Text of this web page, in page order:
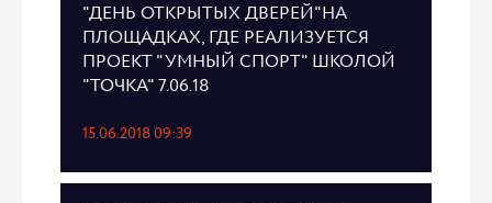
"ДЕНЬ ОТКРЫТЫХ ДВЕРЕЙ"НА
ПЛОЩАДКАХ, ГДЕ РЕАЛИЗУЕТСЯ
ПРОЕКТ "УМНЫЙ СПОРТ" ШКОЛОЙ
"ТОЧКА" 7.06.18
15.06.2018 09:39